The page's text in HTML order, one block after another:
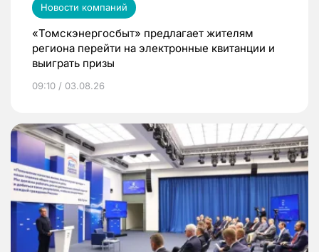
Новости компаний
«Томскэнергосбыт» предлагает жителям
региона перейти на электронные квитанции и
выиграть призы
09:10 / 03.08.26